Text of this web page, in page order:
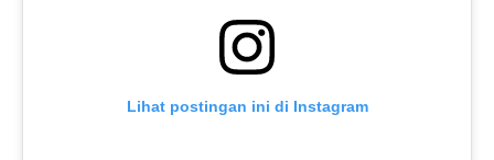
Lihat postingan ini di Instagram